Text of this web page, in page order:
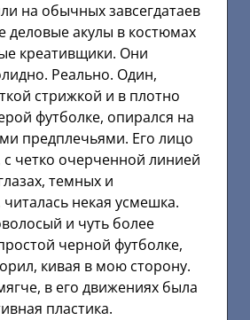
на обычных завсегдатаев
деловые акулы в костюмах
креативщики. Они
Реально. Один,
стрижкой и в плотно
футболке, опирался на
предплечьями. Его лицо
четко очерченной линией
темных и
некая усмешка.
и чуть более
черной футболке,
кивая в мою сторону.
в его движениях была
пластика.